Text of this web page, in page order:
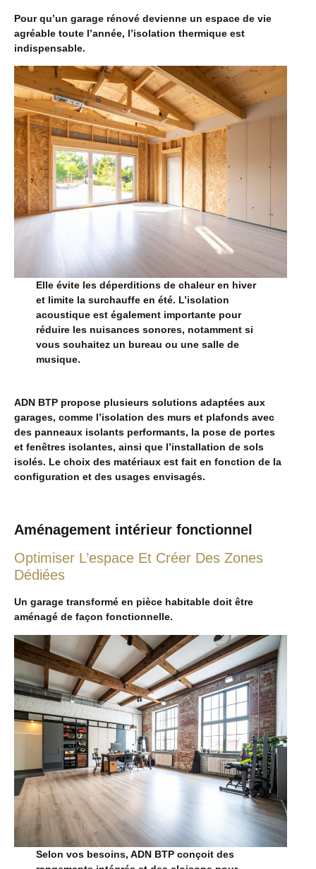
Pour qu’un garage rénové devienne un espace de vie
agréable toute l’année, l’isolation thermique est
indispensable.
Elle évite les déperditions de chaleur en hiver
et limite la surchauffe en été. L’isolation
acoustique est également importante pour
réduire les nuisances sonores, notamment si
vous souhaitez un bureau ou une salle de
musique.
ADN BTP propose plusieurs solutions adaptées aux
garages, comme l’isolation des murs et plafonds avec
des panneaux isolants performants, la pose de portes
et fenêtres isolantes, ainsi que l’installation de sols
isolés. Le choix des matériaux est fait en fonction de la
configuration et des usages envisagés.
Aménagement intérieur fonctionnel
Optimiser L’espace Et Créer Des Zones
Dédiées
Un garage transformé en pièce habitable doit être
aménagé de façon fonctionnelle.
Selon vos besoins, ADN BTP conçoit des